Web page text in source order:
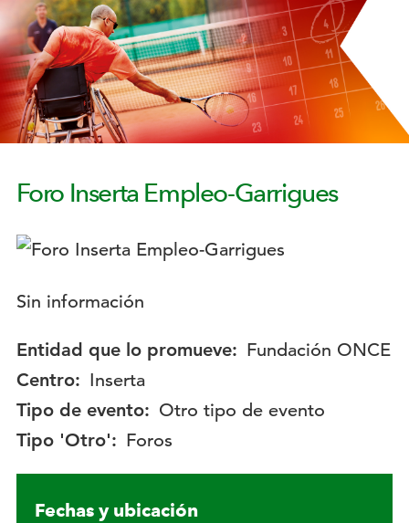
Foro Inserta Empleo-Garrigues
Logotipo:
Descripción:
Sin información
Entidad que lo promueve: Fundación ONCE
Centro: Inserta
Tipo de evento: Otro tipo de evento
Tipo 'Otro': Foros
Fechas y ubicación